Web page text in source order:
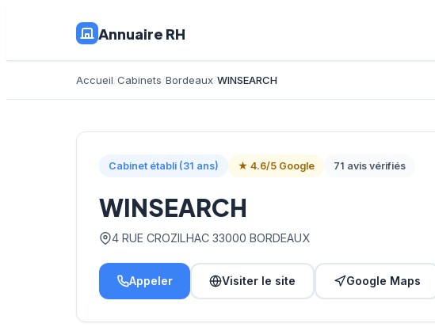
Annuaire RH
Accueil Cabinets Bordeaux WINSEARCH
Cabinet établi (31 ans) ★ 4.6/5 Google 71 avis vérifiés
WINSEARCH
4 RUE CROZILHAC 33000 BORDEAUX
Appeler Visiter le site Google Maps